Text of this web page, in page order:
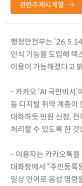
관련주제시계열
행정안전부는
인식 기능을 도입해 텍
이용이 가능해졌다고
- 카카오 ‘AI 국민비서
등 디지털 취약 계층이
대화하듯 민원 신청,
처리할 수 있도록 한
- 이용자는 카카오톡을
대화창에서 “주민등록
일상 언어로 음성 명령